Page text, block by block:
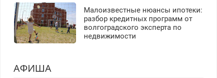
Малоизвестные нюансы ипотеки:
разбор кредитных программ от
волгоградского эксперта по
недвижимости
АФИША